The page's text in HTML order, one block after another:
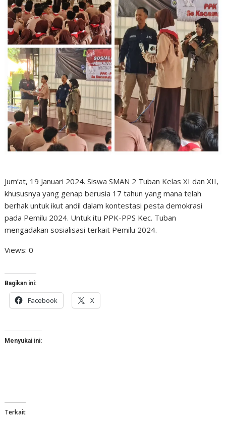
Jum’at, 19 Januari 2024. Siswa SMAN 2 Tuban Kelas XI dan XII,
khususnya yang genap berusia 17 tahun yang mana telah
berhak untuk ikut andil dalam kontestasi pesta demokrasi
pada Pemilu 2024. Untuk itu PPK-PPS Kec. Tuban
mengadakan sosialisasi terkait Pemilu 2024.
Views: 0
Bagikan ini:
Facebook X
Menyukai ini:
Terkait